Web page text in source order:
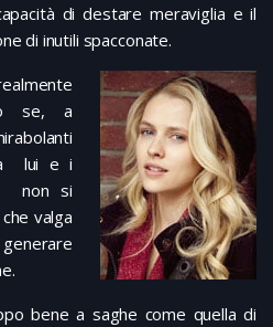
di destare meraviglia e il
di inutili spacconate.
se, a
lui e i
non si
valga
bene a saghe come quella di